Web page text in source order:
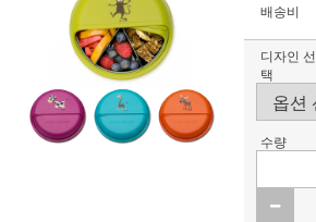
배송비
디자인 선
택
수량